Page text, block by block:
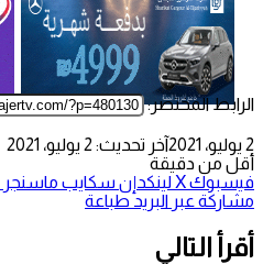
الرابط المختصر:
2 يوليو، 2021
آخر تحديث: 2 يوليو، 2021
أقل من دقيقة
فيسبوك‫Xلينكدإن سكايب ماسنجر
مشاركة عبر البريد طباعة
أقرأ التالي